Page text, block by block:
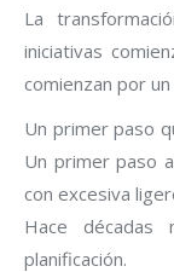
La
iniciativas
comienzan por
Un primer paso
Un primer paso
con excesiva
Hace décadas
planificación.